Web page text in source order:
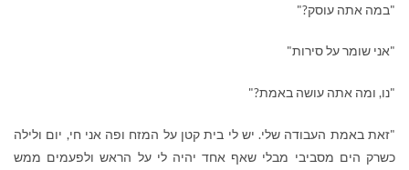
"במה אתה עוסק?"
"אני שומר על סירות"
"נו, ומה אתה עושה באמת?"
"זאת באמת העבודה שלי. יש לי בית קטן על המזח ופה אני חי, יום ולילה
כשרק הים מסביבי מבלי שאף אחד יהיה לי על הראש ולפעמים ממש